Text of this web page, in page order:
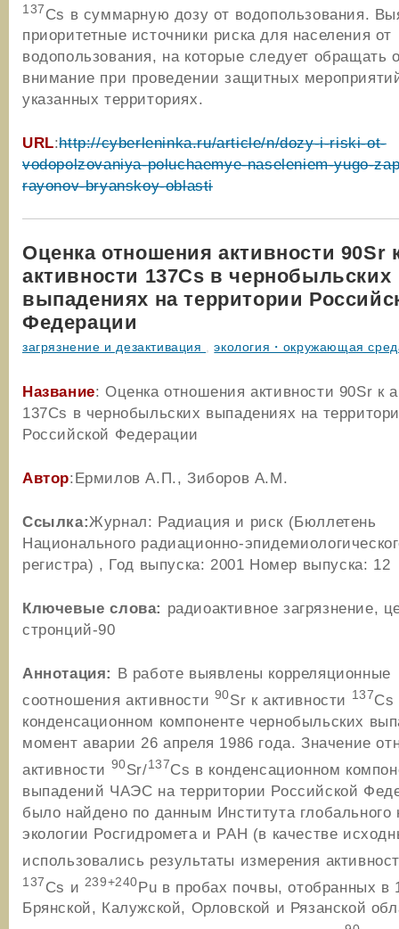
137Cs в суммарную дозу от водопользования.
приоритетные источники риска для населения от
водопользования, на которые следует обращать
внимание при проведении защитных
указанных территориях.
URL:http://cyberleninka.ru/article/n/dozy-i-riski-ot-
vodopolzovaniya-poluchaemye-naseleniem-yugo-
rayonov-bryanskoy-oblasti
Оценка отношения активности 90Sr
активности 137Cs в чернобыльских
выпадениях на территории
Федерации
загрязнение и дезактивация ,экология・окружающая
Название: Оценка отношения активности 90Sr к
137Cs в чернобыльских выпадениях на
Российской Федерации
Автор:Ермилов А.П., Зиборов А.М.
Ссылка:Журнал: Радиация и риск (Бюллетень
Национального радиационно-
регистра) , Год выпуска: 2001 Номер выпуска: 12
Ключевые слова: радиоактивное загрязнение,
стронций-90
Аннотация: В работе выявлены корреляционные
соотношения активности 90Sr к активности 137Cs
конденсационном компоненте чернобыльских
момент аварии 26 апреля 1986 года. Значение
активности 90Sr/137Cs в конденсационном
выпадений ЧАЭС на территории Российской
было найдено по данным Института глобального
экологии Росгидромета и РАН (в качестве
использовались результаты измерения
137Cs и 239+240Pu в пробах почвы, отобранных в
Брянской, Калужской, Орловской и Рязанской